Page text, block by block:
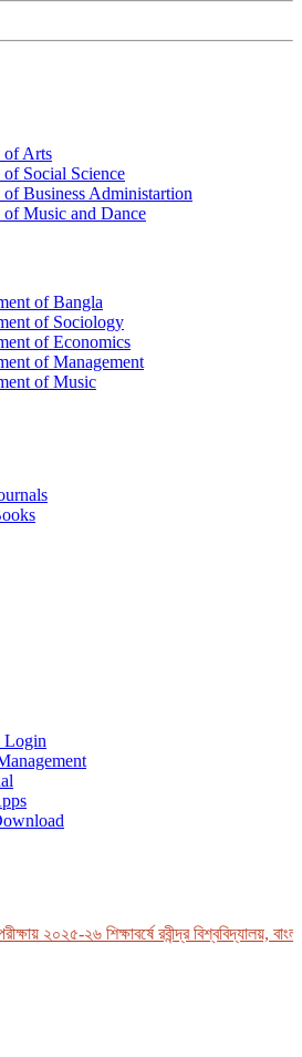
of Arts
Social Science
Business Administartion
of Music and Dance
of Bangla
of Sociology
of Economics
of Management
of Music
Login
২০২৫-২৬ শিক্ষাবর্ষে রবীন্দ্র বিশ্ববিদ্যালয়,